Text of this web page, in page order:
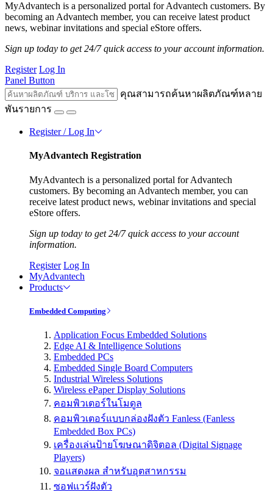
MyAdvantech is a personalized portal for Advantech customers. By
becoming an Advantech member, you can receive latest product
news, webinar invitations and special eStore offers.
Sign up today to get 24/7 quick access to your account information.
Register Log In
Panel Button
คุณสามารถค้นหาผลิตภัณฑ์หลาย
พันรายการ
Register / Log In
MyAdvantech Registration
MyAdvantech is a personalized portal for Advantech
customers. By becoming an Advantech member, you can
receive latest product news, webinar invitations and special
eStore offers.
Sign up today to get 24/7 quick access to your account
information.
Register Log In
MyAdvantech
Products
Embedded Computing
Application Focus Embedded Solutions
Edge AI & Intelligence Solutions
Embedded PCs
Embedded Single Board Computers
Industrial Wireless Solutions
Wireless ePaper Display Solutions
คอมพิวเตอร์ในโมดูล
คอมพิวเตอร์แบบกล่องฝังตัว Fanless (Fanless
Embedded Box PCs)
เครื่องเล่นป้ายโฆษณาดิจิตอล (Digital Signage
Players)
จอแสดงผล สำหรับอุตสาหกรรม
ซอฟแวร์ฝังตัว